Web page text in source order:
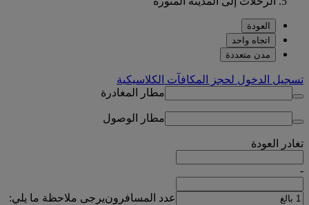
العودة
اتجاه واحد
مدن متعددة
تسجيل الدخول لحجز المكافآت الكلاسيكية
مطار المغادرة
مطار الوصول
تغادر العودة
-
عدد المسافرونيرجى ملاحظة ما يلي: